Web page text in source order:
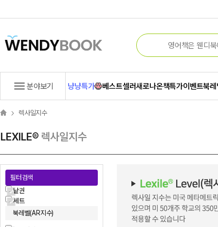
분야보기 냥냥특가 베스트셀러새로나온책특가이벤트북
렉사일지수
LEXILE® 렉사일지수
필터검색
낱권
세트
북레벨(AR지수)